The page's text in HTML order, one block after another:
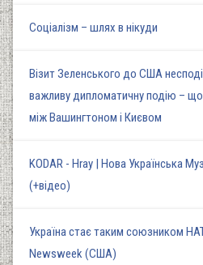
Соціалізм – шлях в нікуди
Візит Зеленського до США
важливу дипломатичну подію – що
між Вашингтоном і Києвом
KODAR - Hray | Нова Українська
(+відео)
Україна стає таким союзником
Newsweek (США)